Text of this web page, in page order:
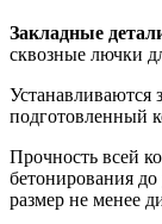
Закладные
сквозные лючки
Устанавливаются
подготовленный
Прочность всей
бетонирования
размер не менее